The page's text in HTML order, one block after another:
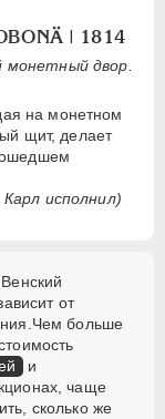
| 1814
монетный двор.
на монетном
щит, делает
Карл исполнил)
от
больше
и
чаще
сколько же